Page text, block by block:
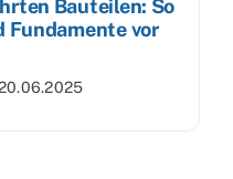
Bauteilen: So
Fundamente vor